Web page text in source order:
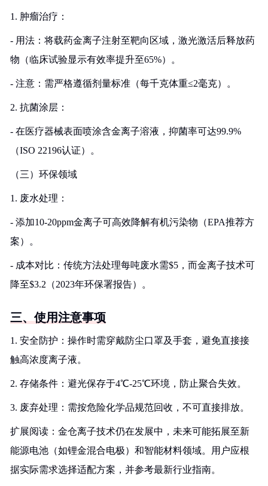
1. 肿瘤治疗：
- 用法：将载药金离子注射至靶向区域，激光激活后释放药
物（临床试验显示有效率提升至65%）。
- 注意：需严格遵循剂量标准（每千克体重≤2毫克）。
2. 抗菌涂层：
- 在医疗器械表面喷涂含金离子溶液，抑菌率可达99.9%
（ISO 22196认证）。
（三）环保领域
1. 废水处理：
- 添加10-20ppm金离子可高效降解有机污染物（EPA推荐方
案）。
- 成本对比：传统方法处理每吨废水需$5，而金离子技术可
降至$3.2（2023年环保署报告）。
三、使用注意事项
1. 安全防护：操作时需穿戴防尘口罩及手套，避免直接接
触高浓度离子液。
2. 存储条件：避光保存于4℃-25℃环境，防止聚合失效。
3. 废弃处理：需按危险化学品规范回收，不可直接排放。
扩展阅读：金仓离子技术仍在发展中，未来可能拓展至新
能源电池（如锂金混合电极）和智能材料领域。用户应根
据实际需求选择适配方案，并参考最新行业指南。